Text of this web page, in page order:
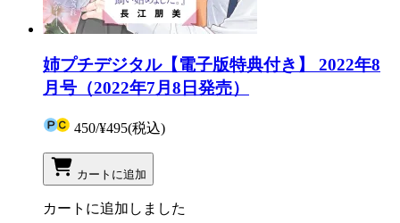
姉プチデジタル【電子版特典付き】 2022年8
月号（2022年7月8日発売）
450/¥495(税込)
カートに追加
カートに追加しました